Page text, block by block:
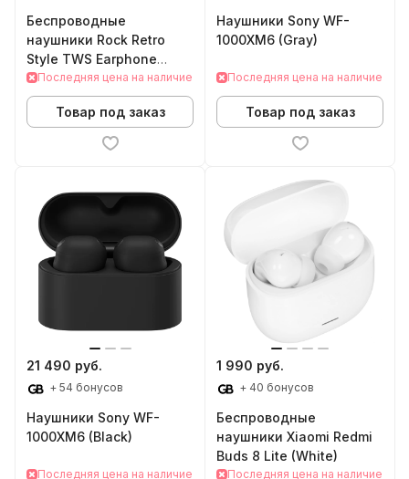
Беспроводные
наушники Rock Retro
Style TWS Earphone
Camera
Последняя цена на наличие
Товар под заказ
Наушники Sony WF-
1000XM6 (Gray)
Последняя цена на наличие
Товар под заказ
21 490 руб.
+ 54 бонусов
Наушники Sony WF-
1000XM6 (Black)
Последняя цена на наличие
1 990 руб.
+ 40 бонусов
Беспроводные
наушники Xiaomi Redmi
Buds 8 Lite (White)
Последняя цена на наличие